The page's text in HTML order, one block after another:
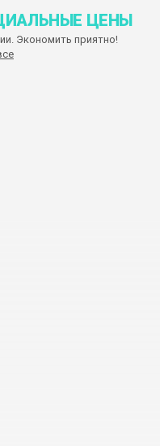
ЦЕНЫ
Экономить приятно!